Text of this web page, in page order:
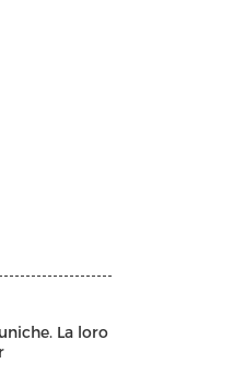
La loro